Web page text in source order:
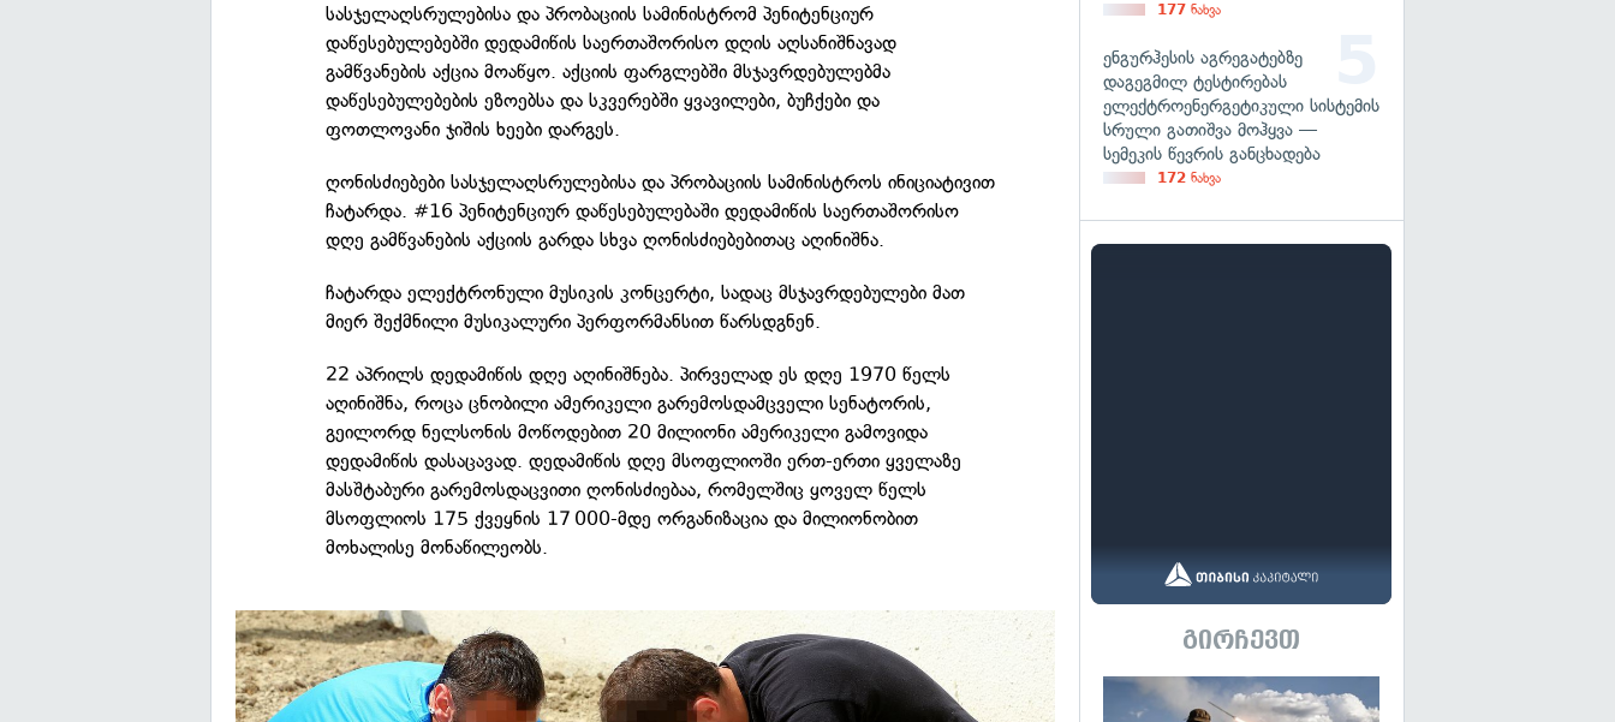
სასჯელაღსრულებისა და პრობაციის სამინისტრომ პენიტენციურ
დაწესებულებებში დედამიწის საერთაშორისო დღის აღსანიშნავად
გამწვანების აქცია მოაწყო. აქციის ფარგლებში მსჯავრდებულებმა
დაწესებულებების ეზოებსა და სკვერებში ყვავილები, ბუჩქები და
ფოთლოვანი ჯიშის ხეები დარგეს.
ღონისძიებები სასჯელაღსრულებისა და პრობაციის სამინისტროს ინიციატივით
ჩატარდა. #16 პენიტენციურ დაწესებულებაში დედამიწის საერთაშორისო
დღე გამწვანების აქციის გარდა სხვა ღონისძიებებითაც აღინიშნა.
ჩატარდა ელექტრონული მუსიკის კონცერტი, სადაც მსჯავრდებულები მათ
მიერ შექმნილი მუსიკალური პერფორმანსით წარსდგნენ.
22 აპრილს დედამიწის დღე აღინიშნება. პირველად ეს დღე 1970 წელს
აღინიშნა, როცა ცნობილი ამერიკელი გარემოსდამცველი სენატორის,
გეილორდ ნელსონის მოწოდებით 20 მილიონი ამერიკელი გამოვიდა
დედამიწის დასაცავად. დედამიწის დღე მსოფლიოში ერთ-ერთი ყველაზე
მასშტაბური გარემოსდაცვითი ღონისძიებაა, რომელშიც ყოველ წელს
მსოფლიოს 175 ქვეყნის 17 000-მდე ორგანიზაცია და მილიონობით
მოხალისე მონაწილეობს.
177 ნახვა
ენგურჰესის აგრეგატებზე
დაგეგმილ ტესტირებას
ელექტროენერგეტიკული სისტემის
სრული გათიშვა მოჰყვა —
სემეკის წევრის განცხადება
172 ნახვა
გირჩევთ